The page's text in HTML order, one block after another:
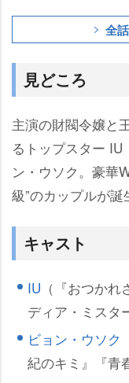
全
見どころ
主演の財閥令嬢と
るトップスター IU
ン・ウソク。豪華
級”のカップルが誕
キャスト
IU （『おつか
ディア・ミスタ
ビョン・ウソク
紀のキミ』『青